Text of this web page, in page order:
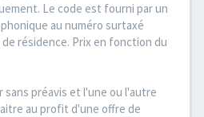
Le code est fourni par un
au numéro surtaxé
résidence. Prix en fonction du
sans préavis et l'une ou l'autre
au profit d'une offre de